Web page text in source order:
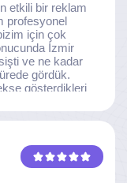
etkili bir reklam
profesyonel
için çok
İzmir
ve ne kadar
gördük.
gösterdikleri
her